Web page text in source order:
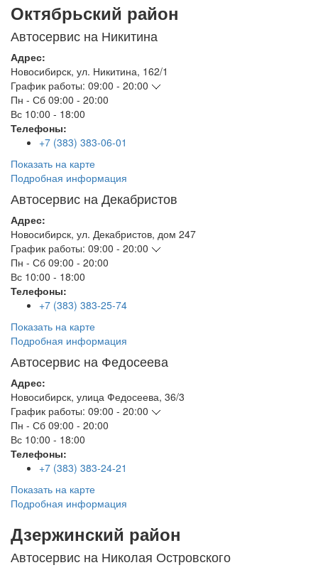
Октябрьский район
Автосервис на Никитина
Адрес:
Новосибирск, ул. Никитина, 162/1
График работы: 09:00 - 20:00
Пн - Сб 09:00 - 20:00
Вс 10:00 - 18:00
Телефоны:
+7 (383) 383-06-01
Показать на карте
Подробная информация
Автосервис на Декабристов
Адрес:
Новосибирск, ул. Декабристов, дом 247
График работы: 09:00 - 20:00
Пн - Сб 09:00 - 20:00
Вс 10:00 - 18:00
Телефоны:
+7 (383) 383-25-74
Показать на карте
Подробная информация
Автосервис на Федосеева
Адрес:
Новосибирск, улица Федосеева, 36/3
График работы: 09:00 - 20:00
Пн - Сб 09:00 - 20:00
Вс 10:00 - 18:00
Телефоны:
+7 (383) 383-24-21
Показать на карте
Подробная информация
Дзержинский район
Автосервис на Николая Островского